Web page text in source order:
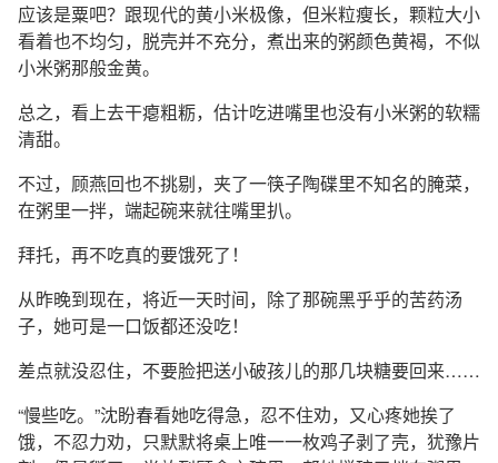
应该是粟吧？跟现代的黄小米极像，但米粒瘦长，颗粒大小
看着也不均匀，脱壳并不充分，煮出来的粥颜色黄褐，不似
小米粥那般金黄。
总之，看上去干瘪粗粝，估计吃进嘴里也没有小米粥的软糯
清甜。
不过，顾燕回也不挑剔，夹了一筷子陶碟里不知名的腌菜，
在粥里一拌，端起碗来就往嘴里扒。
拜托，再不吃真的要饿死了！
从昨晚到现在，将近一天时间，除了那碗黑乎乎的苦药汤
子，她可是一口饭都还没吃！
差点就没忍住，不要脸把送小破孩儿的那几块糖要回来……
“慢些吃。”沈盼春看她吃得急，忍不住劝，又心疼她挨了
饿，不忍力劝，只默默将桌上唯一一枚鸡子剥了壳，犹豫片